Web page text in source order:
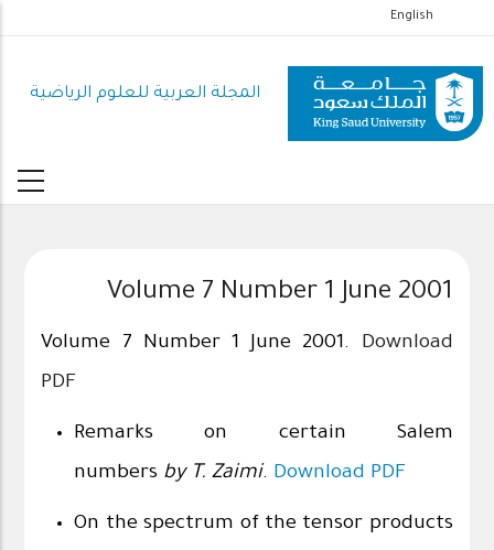
إلى
المحتوى
الرئيسي
English
المجلة العربية للعلوم الرياضية
Volume 7 Number 1 June 2001
Volume 7 Number 1 June 2001. Download
PDF
Remarks on certain Salem
numbers by T. Zaimi. Download PDF
On the spectrum of the tensor products